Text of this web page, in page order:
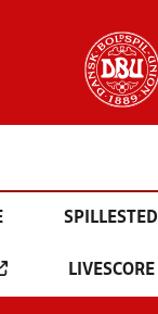
SPILLESTED
LIVESCORE